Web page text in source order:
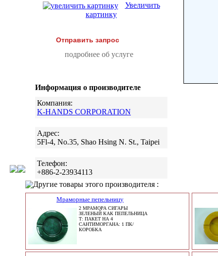
Увеличить
картинку
Отправить запрос
подробнее об услуге
Информация о производителе
Компания:
K-HANDS CORPORATION
Адрес:
5Fl-4, No.35, Shao Hsing N. St., Taipei
Телефон:
+886-2-23934113
Другие товары этого производителя :
Мраморные пепельницу
2 МРАМОРА СИГАРЫ
ЗЕЛЕНЫЙ КАК ПЕПЕЛЬНИЦА
T: ПАКЕТ НА 4
САНТИМОРГАНА: 1 ПК/
КОРОБКА